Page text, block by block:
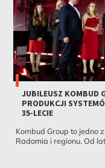
JUBILEUSZ KOMBUD
PRODUKCJI
35-LECIE
Kombud Group to jedno
Radomia i regionu. Od